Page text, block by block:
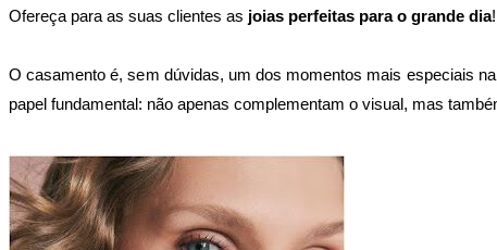
Ofereça para as suas clientes as joias perfeitas para o grande dia
O casamento é, sem dúvidas, um dos momentos mais especiais
papel fundamental: não apenas complementam o visual, mas